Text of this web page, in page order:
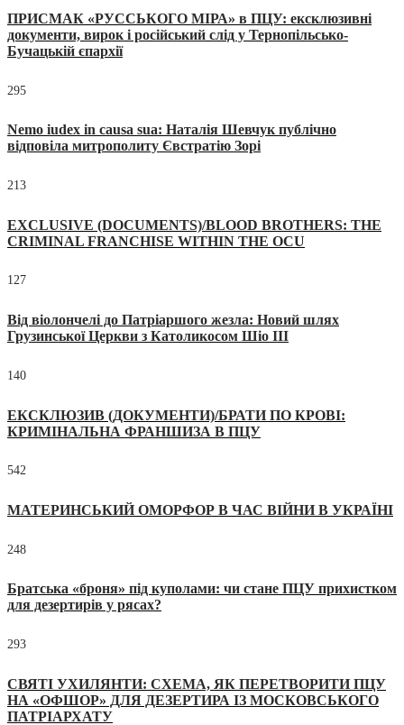
ПРИСМАК «РУССЬКОГО МІРА» в ПЦУ: ексклюзивні
документи, вирок і російський слід у Тернопільсько-
Бучацькій єпархії
295
Nemo iudex in causa sua: Наталія Шевчук публічно
відповіла митрополиту Євстратію Зорі
213
EXCLUSIVE (DOCUMENTS)/BLOOD BROTHERS: THE
CRIMINAL FRANCHISE WITHIN THE OCU
127
Від віолончелі до Патріаршого жезла: Новий шлях
Грузинської Церкви з Католикосом Шіо III
140
ЕКСКЛЮЗИВ (ДОКУМЕНТИ)/БРАТИ ПО КРОВІ:
КРИМІНАЛЬНА ФРАНШИЗА В ПЦУ
542
МАТЕРИНСЬКИЙ ОМОРФОР В ЧАС ВІЙНИ В УКРАЇНІ
248
Братська «броня» під куполами: чи стане ПЦУ прихистком
для дезертирів у рясах?
293
СВЯТІ УХИЛЯНТИ: СХЕМА, ЯК ПЕРЕТВОРИТИ ПЦУ
НА «ОФШОР» ДЛЯ ДЕЗЕРТИРА ІЗ МОСКОВСЬКОГО
ПАТРІАРХАТУ